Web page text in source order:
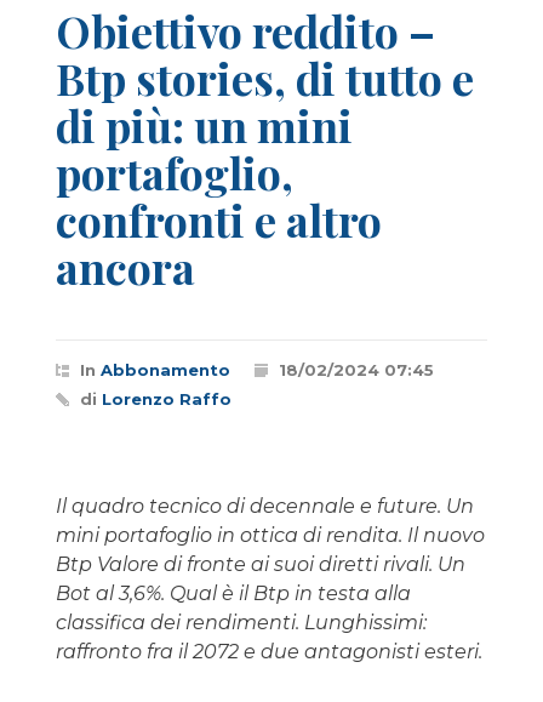
Obiettivo reddito –
Btp stories, di tutto e
di più: un mini
portafoglio,
confronti e altro
ancora
In Abbonamento
18/02/2024 07:45
di Lorenzo Raffo
Il quadro tecnico di decennale e future. Un
mini portafoglio in ottica di rendita. Il nuovo
Btp Valore di fronte ai suoi diretti rivali. Un
Bot al 3,6%. Qual è il Btp in testa alla
classifica dei rendimenti. Lunghissimi:
raffronto fra il 2072 e due antagonisti esteri.